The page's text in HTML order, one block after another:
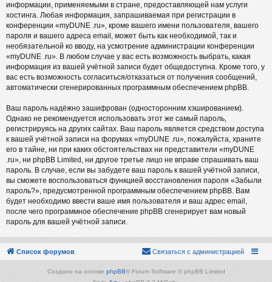
информации, применяемыми в стране, предоставляющей нам услуги
хостинга. Любая информация, запрашиваемая при регистрации в
конференции «myDUNE .ru», кроме вашего имени пользователя, вашего
пароля и вашего адреса email, может быть как необходимой, так и
необязательной ко вводу, на усмотрение администрации конференции
«myDUNE .ru». В любом случае у вас есть возможность выбрать, какая
информация из вашей учётной записи будет общедоступна. Кроме того, у
вас есть возможность согласиться/отказаться от получения сообщений,
автоматически сгенерированных программным обеспечением phpBB.
Ваш пароль надёжно зашифрован (односторонним хэшированием).
Однако не рекомендуется использовать этот же самый пароль,
регистрируясь на других сайтах. Ваш пароль является средством доступа
к вашей учётной записи на форумах «myDUNE .ru», пожалуйста, храните
его в тайне, ни при каких обстоятельствах ни представители «myDUNE
.ru», ни phpBB Limited, ни другое третье лицо не вправе спрашивать ваш
пароль. В случае, если вы забудете ваш пароль к вашей учётной записи,
вы сможете воспользоваться функцией восстановления пароля «Забыли
пароль?», предусмотренной программным обеспечением phpBB. Вам
будет необходимо ввести ваше имя пользователя и ваш адрес email,
после чего программное обеспечение phpBB сгенерирует вам новый
пароль для вашей учётной записи.
Список форумов Связаться с администрацией
Создано на основе phpBB® Forum Software © phpBB Limited